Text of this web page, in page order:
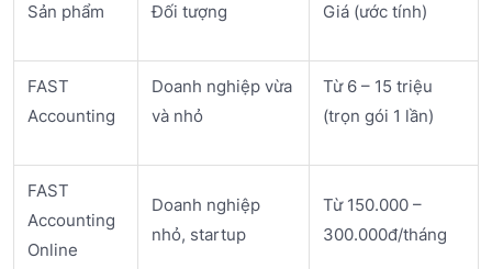
Sản phẩm Đối tượng Giá (ước tính)
FAST
Accounting
Doanh nghiệp vừa
và nhỏ
Từ 6 – 15 triệu
(trọn gói 1 lần)
FAST
Accounting
Online
Doanh nghiệp
nhỏ, startup
Từ 150.000 –
300.000đ/tháng